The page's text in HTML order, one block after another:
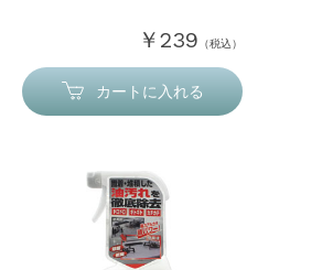
￥239 （税込）
カートに入れる